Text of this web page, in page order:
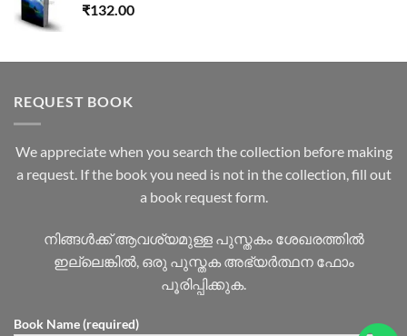
₹132.00
REQUEST BOOK
We appreciate when you search the collection before making
a request. If the book you need is not in the collection, fill out
a book request form.
നിങ്ങൾക്ക് ആവശ്യമുള്ള പുസ്തകം ശേഖരത്തിൽ
ഇല്ലെങ്കിൽ, ഒരു പുസ്തക അഭ്യർത്ഥന ഫോം
പൂരിപ്പിക്കുക.
Book Name (required)